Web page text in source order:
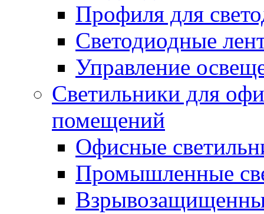
Профиля для
Светодиодные
Управление
Светильники для
помещений
Офисные
Промышленные